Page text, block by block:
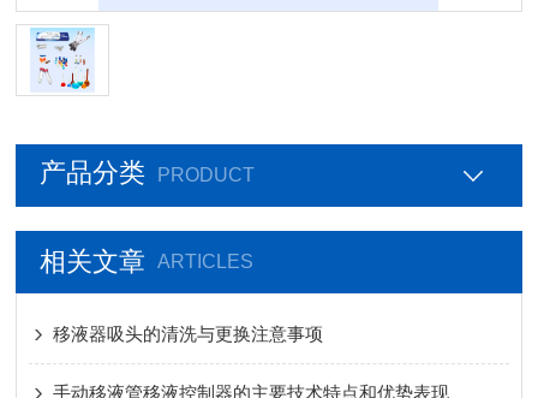
产品分类 PRODUCT
相关文章 ARTICLES
移液器吸头的清洗与更换注意事项
手动移液管移液控制器的主要技术特点和优势表现